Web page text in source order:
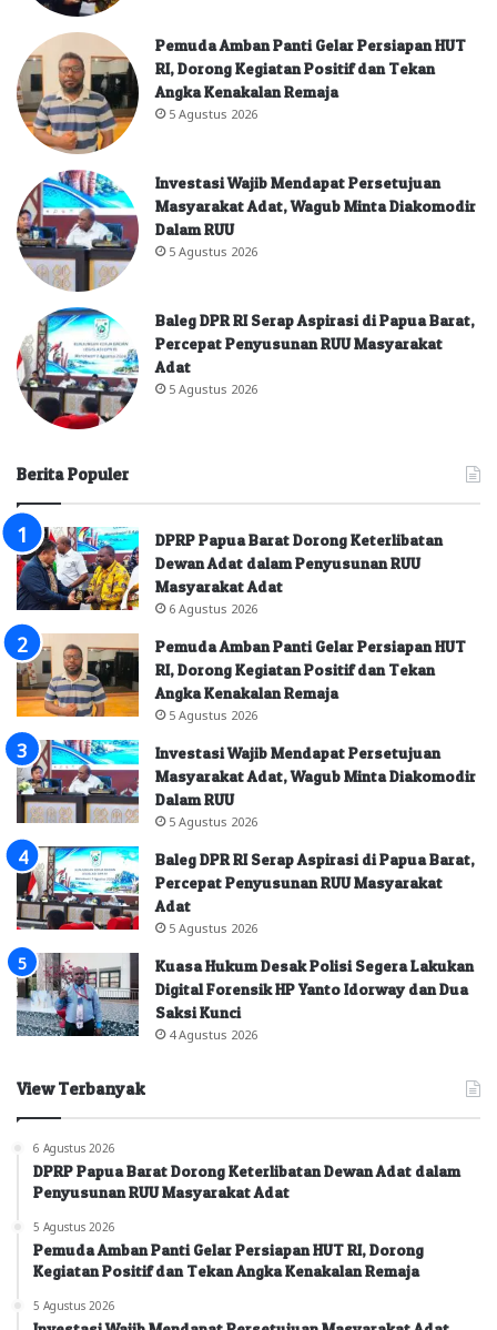
Pemuda Amban Panti Gelar Persiapan HUT
RI, Dorong Kegiatan Positif dan Tekan
Angka Kenakalan Remaja
5 Agustus 2026
Investasi Wajib Mendapat Persetujuan
Masyarakat Adat, Wagub Minta Diakomodir
Dalam RUU
5 Agustus 2026
Baleg DPR RI Serap Aspirasi di Papua Barat,
Percepat Penyusunan RUU Masyarakat
Adat
5 Agustus 2026
Berita Populer
DPRP Papua Barat Dorong Keterlibatan
Dewan Adat dalam Penyusunan RUU
Masyarakat Adat
6 Agustus 2026
Pemuda Amban Panti Gelar Persiapan HUT
RI, Dorong Kegiatan Positif dan Tekan
Angka Kenakalan Remaja
5 Agustus 2026
Investasi Wajib Mendapat Persetujuan
Masyarakat Adat, Wagub Minta Diakomodir
Dalam RUU
5 Agustus 2026
Baleg DPR RI Serap Aspirasi di Papua Barat,
Percepat Penyusunan RUU Masyarakat
Adat
5 Agustus 2026
Kuasa Hukum Desak Polisi Segera Lakukan
Digital Forensik HP Yanto Idorway dan Dua
Saksi Kunci
4 Agustus 2026
View Terbanyak
6 Agustus 2026
DPRP Papua Barat Dorong Keterlibatan Dewan Adat dalam
Penyusunan RUU Masyarakat Adat
5 Agustus 2026
Pemuda Amban Panti Gelar Persiapan HUT RI, Dorong
Kegiatan Positif dan Tekan Angka Kenakalan Remaja
5 Agustus 2026